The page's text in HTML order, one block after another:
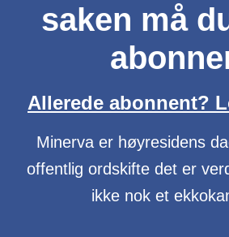
saken må
Allerede abonnent?
Minerva er høyresidens
offentlig ordskifte det er
ikke nok et